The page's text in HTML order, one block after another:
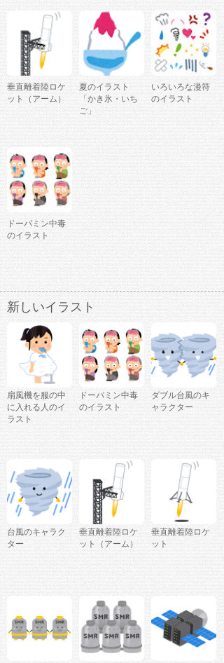
垂直離着陸ロケ
ット（アーム）
夏のイラスト
「かき氷・いち
ご」
いろいろな漫符
のイラスト
ドーパミン中毒
のイラスト
新しいイラスト
扇風機を服の中
に入れる人のイ
ラスト
ドーパミン中毒
のイラスト
ダブル台風のキ
ャラクター
台風のキャラク
ター
垂直離着陸ロケ
ット（アーム）
垂直離着陸ロケ
ット